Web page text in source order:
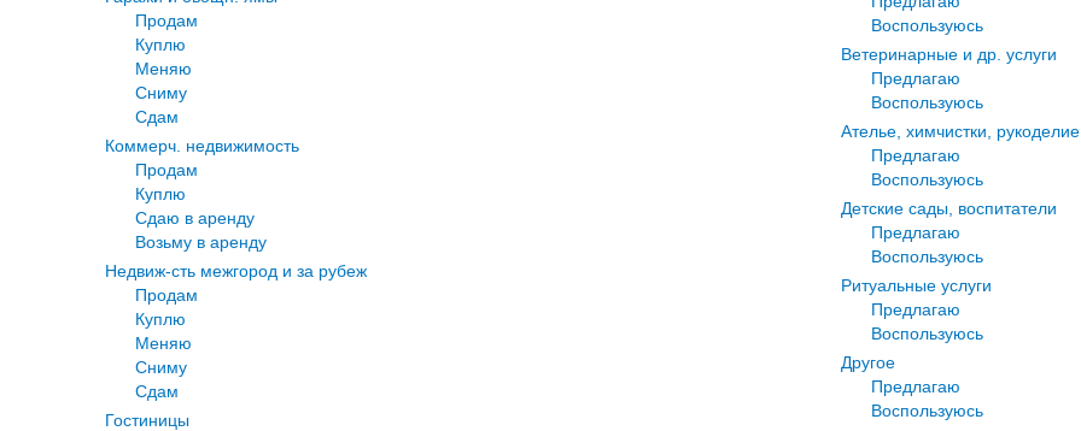
Продам
Куплю
Меняю
Сниму
Сдам
Коммерч. недвижимость
Продам
Куплю
Сдаю в аренду
Возьму в аренду
Недвиж-сть межгород и за рубеж
Продам
Куплю
Меняю
Сниму
Сдам
Гостиницы
Воспользуюсь
Ветеринарные и др. услуги
Предлагаю
Воспользуюсь
Ателье, химчистки, рукоделие
Предлагаю
Воспользуюсь
Детские сады, воспитатели
Предлагаю
Воспользуюсь
Ритуальные услуги
Предлагаю
Воспользуюсь
Другое
Предлагаю
Воспользуюсь